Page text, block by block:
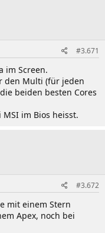
#3.671
im Screen.
den Multi (für jeden
beiden besten Cores
im Bios heisst.
#3.672
mit einem Stern
Apex, noch bei